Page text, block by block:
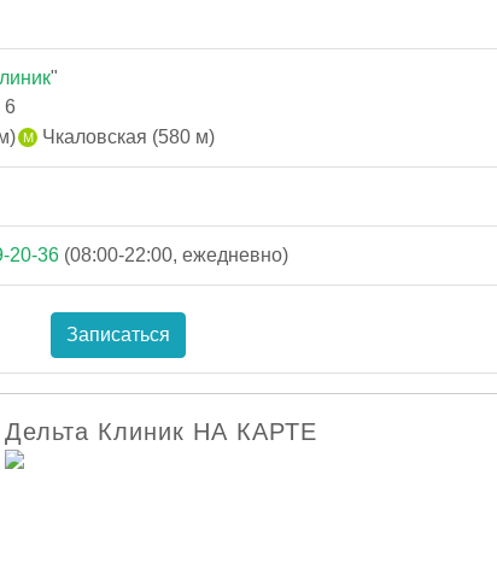
"
6
Чкаловская (580 м)
20-36 (08:00-22:00, ежедневно)
Записаться
Дельта Клиник НА КАРТЕ